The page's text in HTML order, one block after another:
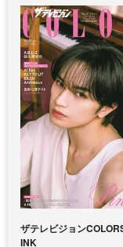
ザテレビジョン
INK